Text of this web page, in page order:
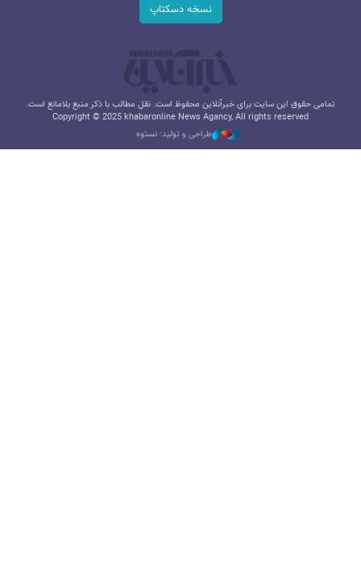
نسخه دسکتاپ
تمامی حقوق این سایت برای خبرآنلاین محفوظ است. نقل مطالب با ذکر منبع بلامانع است.
Copyright © 2025 khabaronline News Agancy, All rights reserved
طراحی و تولید: نستوه